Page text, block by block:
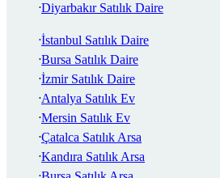
Diyarbakır Satılık Daire
İstanbul Satılık Daire
Bursa Satılık Daire
İzmir Satılık Daire
Antalya Satılık Ev
Mersin Satılık Ev
Çatalca Satılık Arsa
Kandıra Satılık Arsa